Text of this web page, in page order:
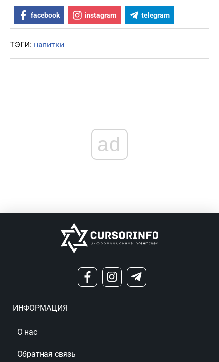
facebook instagram telegram
ТЭГИ: напитки
ad
ИНФОРМАЦИЯ
О нас
Обратная связь